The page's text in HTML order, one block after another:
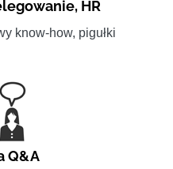
, HR
know-how, pigułki
Q&A